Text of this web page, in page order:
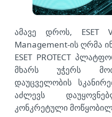
ამავე დროს, ESET
Management-ის ღრმა
ESET PROTECT
მხარს უჭერს
დაუცველობის
აძლევს
კონკრეტული